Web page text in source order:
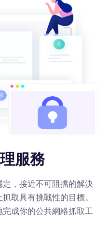
服務
，接近不可阻擋的解決
取具有挑戰性的目標。
成你的公共網絡抓取工